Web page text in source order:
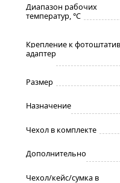
Диапазон рабочих
температур, °С
Крепление к
адаптер
Размер
Назначение
Чехол в комплекте
Дополнительно
Чехол/кейс/сумка в